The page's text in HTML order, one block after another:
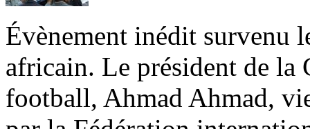
Évènement inédit survenu
africain. Le président de la
football, Ahmad Ahmad,